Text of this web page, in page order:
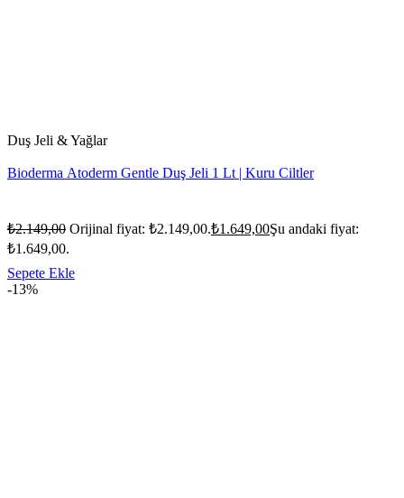
Duş Jeli & Yağlar
Bioderma Atoderm Gentle Duş Jeli 1 Lt | Kuru Ciltler
₺2.149,00 Orijinal fiyat: ₺2.149,00.₺1.649,00Şu andaki fiyat:
₺1.649,00.
Sepete Ekle
-13%